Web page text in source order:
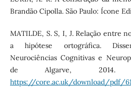
Brandão Cipolla. São Paulo: Ícone
MATILDE, S. S, I, J. Relação entre
a hipótese ortográfica.
Neurociências Cognitivas e
de Algarve, 2014.
https://core.ac.uk/download/pdf/